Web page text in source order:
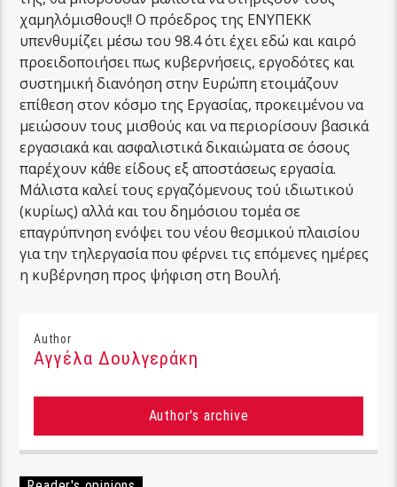
χαμηλόμισθους!! Ο πρόεδρος της ΕΝΥΠΕΚΚ
υπενθυμίζει μέσω του 98.4 ότι έχει εδώ και καιρό
προειδοποιήσει πως κυβερνήσεις, εργοδότες και
συστημική διανόηση στην Ευρώπη ετοιμάζουν
επίθεση στον κόσμο της Εργασίας, προκειμένου να
μειώσουν τους μισθούς και να περιορίσουν βασικά
εργασιακά και ασφαλιστικά δικαιώματα σε όσους
παρέχουν κάθε είδους εξ αποστάσεως εργασία.
Μάλιστα καλεί τους εργαζόμενους τού ιδιωτικού
(κυρίως) αλλά και του δημόσιου τομέα σε
επαγρύπνηση ενόψει του νέου θεσμικού πλαισίου
για την τηλεργασία που φέρνει τις επόμενες ημέρες
η κυβέρνηση προς ψήφιση στη Βουλή.
Author
Αγγέλα Δουλγεράκη
Author's archive